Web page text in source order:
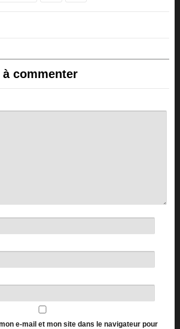
à commenter
e-mail et mon site dans le navigateur pour